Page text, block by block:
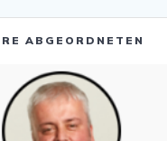
ABGEORDNETEN